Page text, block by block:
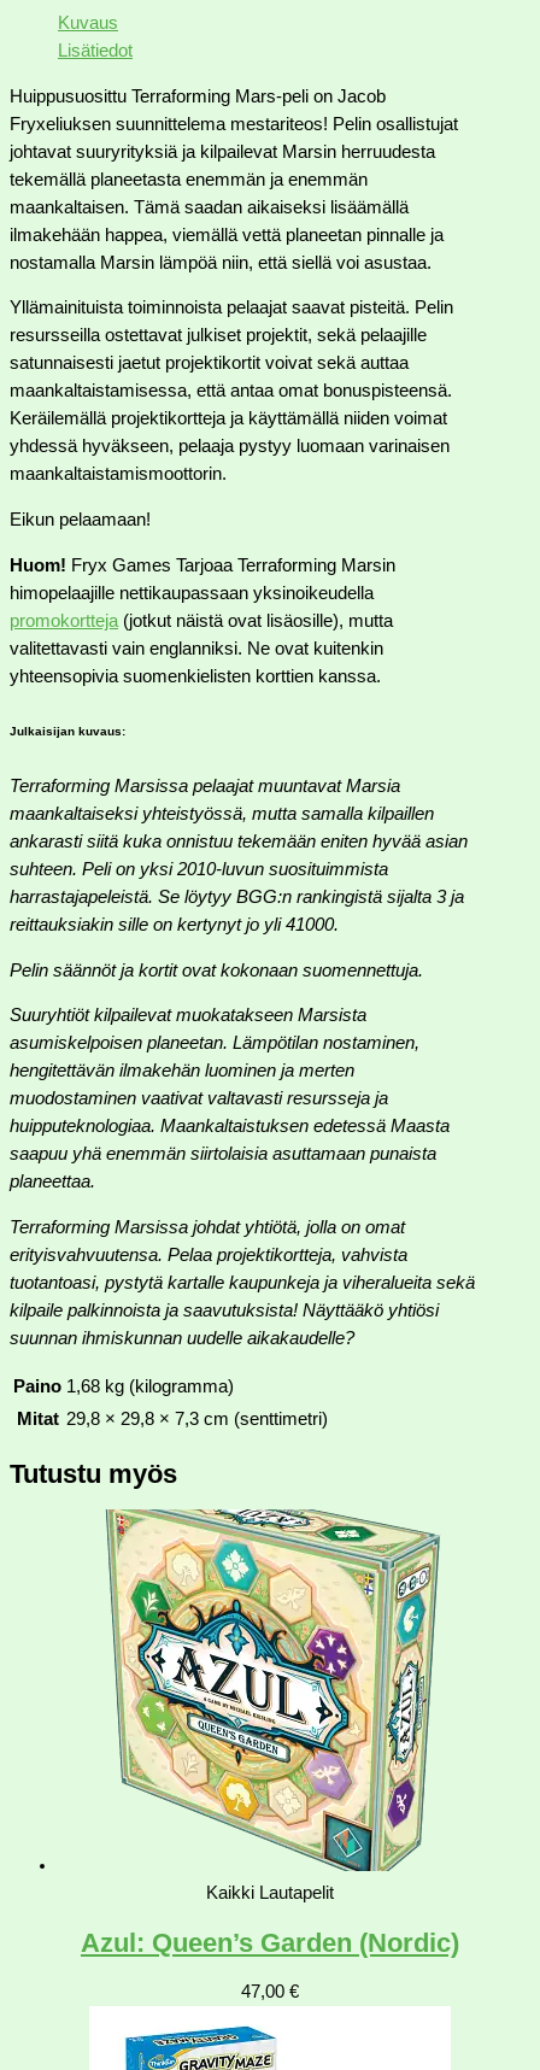
Kuvaus
Lisätiedot
Huippusuosittu Terraforming Mars-peli on Jacob
Fryxeliuksen suunnittelema mestariteos! Pelin osallistujat
johtavat suuryrityksiä ja kilpailevat Marsin herruudesta
tekemällä planeetasta enemmän ja enemmän
maankaltaisen. Tämä saadan aikaiseksi lisäämällä
ilmakehään happea, viemällä vettä planeetan pinnalle ja
nostamalla Marsin lämpöä niin, että siellä voi asustaa.
Yllämainituista toiminnoista pelaajat saavat pisteitä. Pelin
resursseilla ostettavat julkiset projektit, sekä pelaajille
satunnaisesti jaetut projektikortit voivat sekä auttaa
maankaltaistamisessa, että antaa omat bonuspisteensä.
Keräilemällä projektikortteja ja käyttämällä niiden voimat
yhdessä hyväkseen, pelaaja pystyy luomaan varinaisen
maankaltaistamismoottorin.
Eikun pelaamaan!
Huom! Fryx Games Tarjoaa Terraforming Marsin
himopelaajille nettikaupassaan yksinoikeudella
promokortteja (jotkut näistä ovat lisäosille), mutta
valitettavasti vain englanniksi. Ne ovat kuitenkin
yhteensopivia suomenkielisten korttien kanssa.
Julkaisijan kuvaus:
Terraforming Marsissa pelaajat muuntavat Marsia
maankaltaiseksi yhteistyössä, mutta samalla kilpaillen
ankarasti siitä kuka onnistuu tekemään eniten hyvää asian
suhteen. Peli on yksi 2010-luvun suosituimmista
harrastajapeleistä. Se löytyy BGG:n rankingistä sijalta 3 ja
reittauksiakin sille on kertynyt jo yli 41000.
Pelin säännöt ja kortit ovat kokonaan suomennettuja.
Suuryhtiöt kilpailevat muokatakseen Marsista
asumiskelpoisen planeetan. Lämpötilan nostaminen,
hengitettävän ilmakehän luominen ja merten
muodostaminen vaativat valtavasti resursseja ja
huipputeknologiaa. Maankaltaistuksen edetessä Maasta
saapuu yhä enemmän siirtolaisia asuttamaan punaista
planeettaa.
Terraforming Marsissa johdat yhtiötä, jolla on omat
erityisvahvuutensa. Pelaa projektikortteja, vahvista
tuotantoasi, pystytä kartalle kaupunkeja ja viheralueita sekä
kilpaile palkinnoista ja saavutuksista! Näyttääkö yhtiösi
suunnan ihmiskunnan uudelle aikakaudelle?
Paino 1,68 kg (kilogramma)
Mitat 29,8 × 29,8 × 7,3 cm (senttimetri)
Tutustu myös
Kaikki Lautapelit
Azul: Queen’s Garden (Nordic)
47,00 €